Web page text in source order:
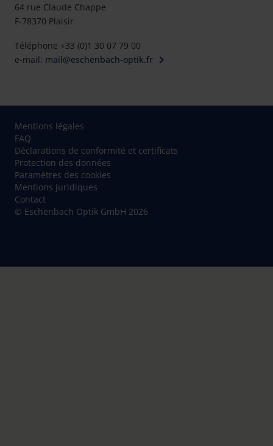
64 rue Claude Chappe
F-78370 Plaisir
Téléphone +33 (0)1 30 07 79 00
e-mail: mail@eschenbach-optik.fr
© Eschenbach Optik GmbH 2026
Mentions légales
FAQ
Déclarations de conformité et certificats
Protection des données
Paramètres des cookies
Mentions juridiques
Contact